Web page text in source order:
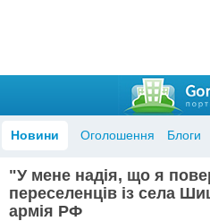
Новини Оголошення Блоги
"У мене надія, що я
переселенців із села
армія РФ